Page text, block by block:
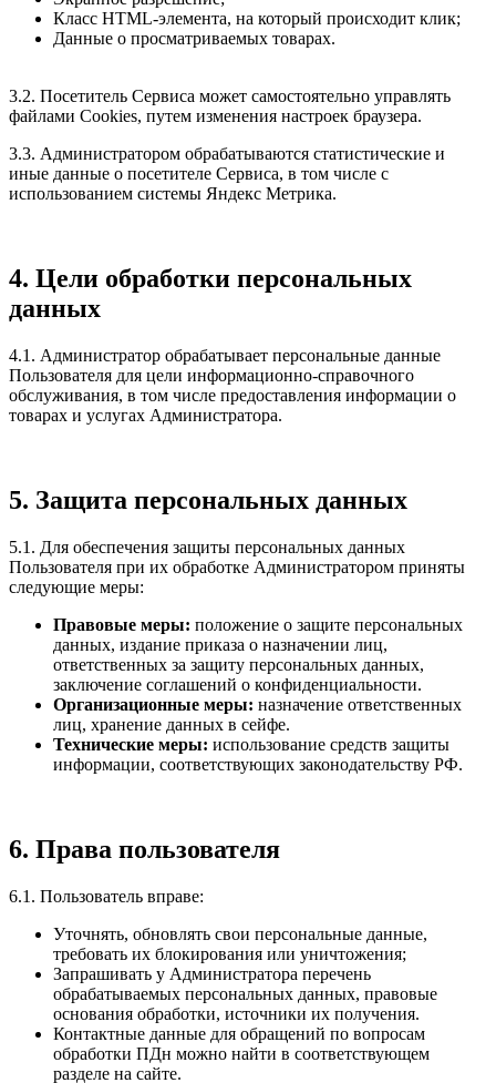
Класс HTML-элемента, на который происходит клик;
Данные о просматриваемых товарах.
3.2. Посетитель Сервиса может самостоятельно управлять
файлами Cookies, путем изменения настроек браузера.
3.3. Администратором обрабатываются статистические и
иные данные о посетителе Сервиса, в том числе с
использованием системы Яндекс Метрика.
4. Цели обработки персональных
данных
4.1. Администратор обрабатывает персональные данные
Пользователя для цели информационно-справочного
обслуживания, в том числе предоставления информации о
товарах и услугах Администратора.
5. Защита персональных данных
5.1. Для обеспечения защиты персональных данных
Пользователя при их обработке Администратором приняты
следующие меры:
Правовые меры: положение о защите персональных
данных, издание приказа о назначении лиц,
ответственных за защиту персональных данных,
заключение соглашений о конфиденциальности.
Организационные меры: назначение ответственных
лиц, хранение данных в сейфе.
Технические меры: использование средств защиты
информации, соответствующих законодательству РФ.
6. Права пользователя
6.1. Пользователь вправе:
Уточнять, обновлять свои персональные данные,
требовать их блокирования или уничтожения;
Запрашивать у Администратора перечень
обрабатываемых персональных данных, правовые
основания обработки, источники их получения.
Контактные данные для обращений по вопросам
обработки ПДн можно найти в соответствующем
разделе на сайте.